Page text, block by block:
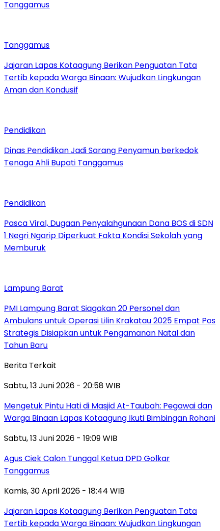
Tanggamus
Tanggamus
Jajaran Lapas Kotaagung Berikan Penguatan Tata
Tertib kepada Warga Binaan: Wujudkan Lingkungan
Aman dan Kondusif
Pendidikan
Dinas Pendidikan Jadi Sarang Penyamun berkedok
Tenaga Ahli Bupati Tanggamus
Pendidikan
Pasca Viral, Dugaan Penyalahgunaan Dana BOS di SDN
1 Negri Ngarip Diperkuat Fakta Kondisi Sekolah yang
Memburuk
Lampung Barat
PMI Lampung Barat Siagakan 20 Personel dan
Ambulans untuk Operasi Lilin Krakatau 2025 Empat Pos
Strategis Disiapkan untuk Pengamanan Natal dan
Tahun Baru
Berita Terkait
Sabtu, 13 Juni 2026 - 20:58 WIB
Mengetuk Pintu Hati di Masjid At-Taubah: Pegawai dan
Warga Binaan Lapas Kotaagung Ikuti Bimbingan Rohani
Sabtu, 13 Juni 2026 - 19:09 WIB
Agus Ciek Calon Tunggal Ketua DPD Golkar
Tanggamus
Kamis, 30 April 2026 - 18:44 WIB
Jajaran Lapas Kotaagung Berikan Penguatan Tata
Tertib kepada Warga Binaan: Wujudkan Lingkungan